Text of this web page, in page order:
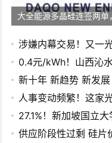
大全能源多晶硅连签两
0亿元
涉嫌内幕交易！又一
0.4元/kWh！山西沁
贴
新十年 新趋势 新发
省光伏论坛即将开幕
人事变动频繁！这家
27.1%！新加坡国立
证率突破
供应阶段性过剩 硅片